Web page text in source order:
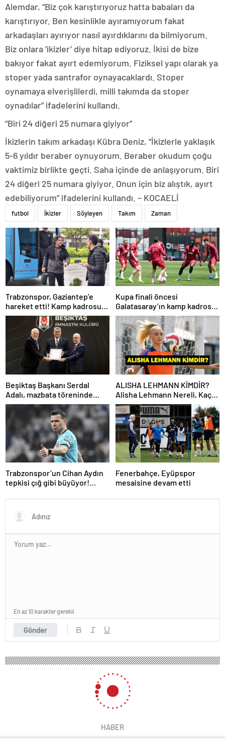
Alemdar, “Biz çok karıştırıyoruz hatta babaları da
karıştırıyor. Ben kesinlikle ayıramıyorum fakat
arkadaşları ayırıyor nasıl ayırdıklarını da bilmiyorum.
Biz onlara ‘ikizler’ diye hitap ediyoruz. İkisi de bize
bakıyor fakat ayırt edemiyorum. Fiziksel yapı olarak ya
stoper yada santrafor oynayacaklardı. Stoper
oynamaya elverişlilerdi, milli takımda da stoper
oynadılar” ifadelerini kullandı.
“Biri 24 diğeri 25 numara giyiyor”
İkizlerin takım arkadaşı Kübra Deniz, “İkizlerle yaklaşık
5-6 yıldır beraber oynuyorum. Beraber okudum çoğu
vaktimiz birlikte geçti. Saha içinde de anlaşıyorum. Biri
24 diğeri 25 numara giyiyor. Onun için biz alıştık, ayırt
edebiliyorum” ifadelerini kullandı. – KOCAELİ
futbol İkizler Söyleyen Takım Zaman
Trabzonspor, Gaziantep’e
hareket etti! Kamp kadrosu
açıklandı…
Kupa finali öncesi
Galatasaray’ın kamp kadrosu
belli oldu!
Beşiktaş Başkanı Serdal
Adalı, mazbata töreninde
konuştu: Gün istikrar
ALISHA LEHMANN KİMDİR?
Alisha Lehmann Nereli, Kaç
Yaşında, Hangi Takımda
Oynuyor?
Trabzonspor’un Cihan Aydın
tepkisi çığ gibi büyüyor!
Fenerbahçe, Eyüpspor
mesaisine devam etti
Gönder
En az 10 karakter gerekli
HABER